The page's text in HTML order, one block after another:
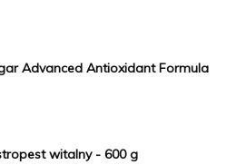
Advanced Antioxidant Formula
witalny - 600 g